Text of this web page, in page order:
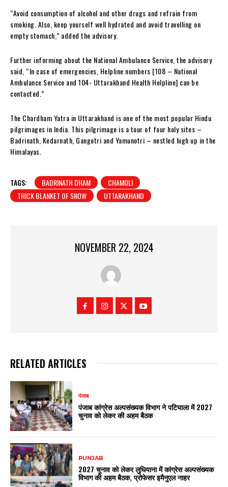
“Avoid consumption of alcohol and other drugs and refrain from
smoking. Also, keep yourself well hydrated and avoid travelling on
empty stomach,” added the advisory.
Further informing about the National Ambulance Service, the advisory
said, “In case of emergencies, Helpline numbers [108 – National
Ambulance Service and 104- Uttarakhand Health Helpline] can be
contacted.”
The Chardham Yatra in Uttarakhand is one of the most popular Hindu
pilgrimages in India. This pilgrimage is a tour of four holy sites –
Badrinath, Kedarnath, Gangotri and Yamunotri – nestled high up in the
Himalayas.
TAGS: BADRINATH DHAM
CHAMOLI
THICK BLANKET OF SNOW
UTTARAKHAND
NOVEMBER 22, 2024
RELATED ARTICLES
पंजाब
पंजाब कांग्रेस अल्पसंख्यक विभाग ने पटियाला में 2027
चुनाव को लेकर की अहम बैठक
PUNJAB
2027 चुनाव को लेकर लुधियाना में कांग्रेस अल्पसंख्यक
विभाग की अहम बैठक, प्रोफेसर इमैनुएल नाहर